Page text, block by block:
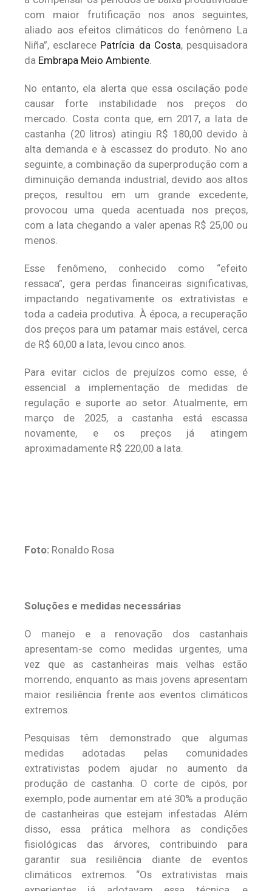
com maior frutificação nos anos seguintes,
aliado aos efeitos climáticos do fenômeno La
Niña”, esclarece Patrícia da Costa, pesquisadora
da Embrapa Meio Ambiente.
No entanto, ela alerta que essa oscilação pode
causar forte instabilidade nos preços do
mercado. Costa conta que, em 2017, a lata de
castanha (20 litros) atingiu R$ 180,00 devido à
alta demanda e à escassez do produto. No ano
seguinte, a combinação da superprodução com a
diminuição demanda industrial, devido aos altos
preços, resultou em um grande excedente,
provocou uma queda acentuada nos preços,
com a lata chegando a valer apenas R$ 25,00 ou
menos.
Esse fenômeno, conhecido como “efeito
ressaca”, gera perdas financeiras significativas,
impactando negativamente os extrativistas e
toda a cadeia produtiva. À época, a recuperação
dos preços para um patamar mais estável, cerca
de R$ 60,00 a lata, levou cinco anos.
Para evitar ciclos de prejuízos como esse, é
essencial a implementação de medidas de
regulação e suporte ao setor. Atualmente, em
março de 2025, a castanha está escassa
novamente, e os preços já atingem
aproximadamente R$ 220,00 a lata.
Foto: Ronaldo Rosa
Soluções e medidas necessárias
O manejo e a renovação dos castanhais
apresentam-se como medidas urgentes, uma
vez que as castanheiras mais velhas estão
morrendo, enquanto as mais jovens apresentam
maior resiliência frente aos eventos climáticos
extremos.
Pesquisas têm demonstrado que algumas
medidas adotadas pelas comunidades
extrativistas podem ajudar no aumento da
produção de castanha. O corte de cipós, por
exemplo, pode aumentar em até 30% a produção
de castanheiras que estejam infestadas. Além
disso, essa prática melhora as condições
fisiológicas das árvores, contribuindo para
garantir sua resiliência diante de eventos
climáticos extremos. “Os extrativistas mais